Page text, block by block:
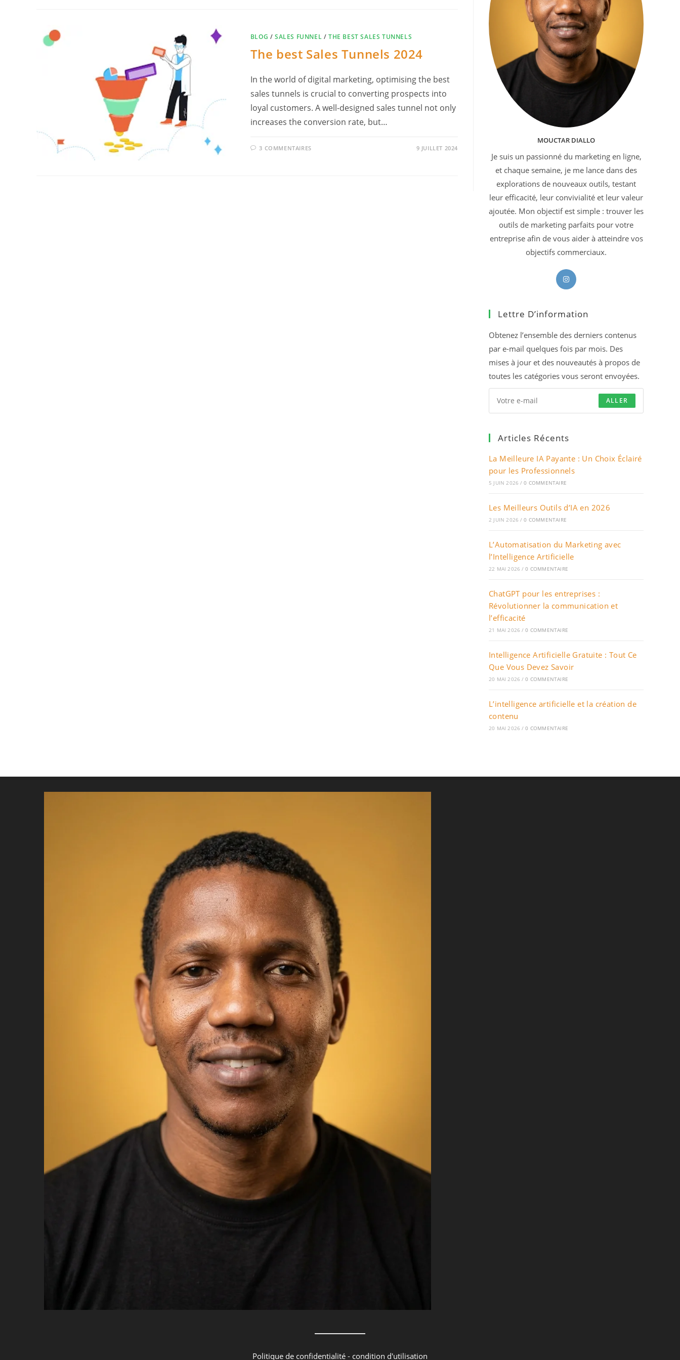
BLOG /SALES FUNNEL /THE BEST SALES TUNNELS
The best Sales Tunnels 2024
In the world of digital marketing, optimising the best
sales tunnels is crucial to converting prospects into
loyal customers. A well-designed sales tunnel not only
increases the conversion rate, but…
3 COMMENTAIRES 9 JUILLET 2024
MOUCTAR DIALLO
Je suis un passionné du marketing en ligne,
et chaque semaine, je me lance dans des
explorations de nouveaux outils, testant
leur efficacité, leur convivialité et leur valeur
ajoutée. Mon objectif est simple : trouver les
outils de marketing parfaits pour votre
entreprise afin de vous aider à atteindre vos
objectifs commerciaux.
S’ouvre
nouvel
Lettre D’information
Obtenez l’ensemble des derniers contenus
par e-mail quelques fois par mois. Des
mises à jour et des nouveautés à propos de
toutes les catégories vous seront envoyées.
ALLER
Articles Récents
La Meilleure IA Payante : Un Choix Éclairé
pour les Professionnels
5 JUIN 2026 / 0 COMMENTAIRE
Les Meilleurs Outils d’IA en 2026
2 JUIN 2026 / 0 COMMENTAIRE
L’Automatisation du Marketing avec
l’Intelligence Artificielle
22 MAI 2026 / 0 COMMENTAIRE
ChatGPT pour les entreprises :
Révolutionner la communication et
l’efficacité
21 MAI 2026 / 0 COMMENTAIRE
Intelligence Artificielle Gratuite : Tout Ce
Que Vous Devez Savoir
20 MAI 2026 / 0 COMMENTAIRE
L’intelligence artificielle et la création de
contenu
20 MAI 2026 / 0 COMMENTAIRE
Politique de confidentialité - condition d'utilisation